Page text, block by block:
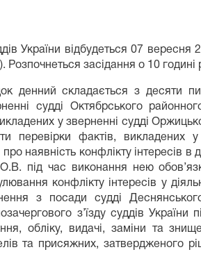
України відбудеться 07
Розпочнеться засідання о 10 годині
денний складається з десяти
судді Октябрського
у зверненні судді
перевірки фактів, викладених
про наявність конфлікту інтересів
О.В. під час виконання нею
конфлікту інтересів у
з посади судді
з’їзду суддів
обліку, видачі, заміни та
та присяжних,